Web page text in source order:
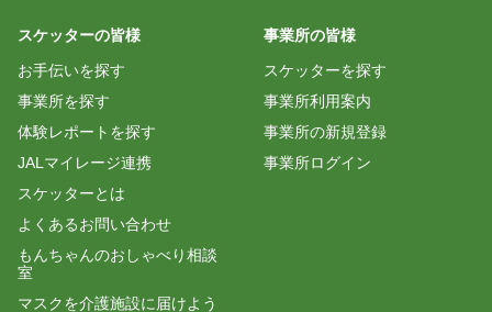
スケッターの皆様
お手伝いを探す
事業所を探す
体験レポートを探す
JALマイレージ連携
スケッターとは
よくあるお問い合わせ
もんちゃんのおしゃべり相談
室
マスクを介護施設に届けよう
事業所の皆様
スケッターを探す
事業所利用案内
事業所の新規登録
事業所ログイン